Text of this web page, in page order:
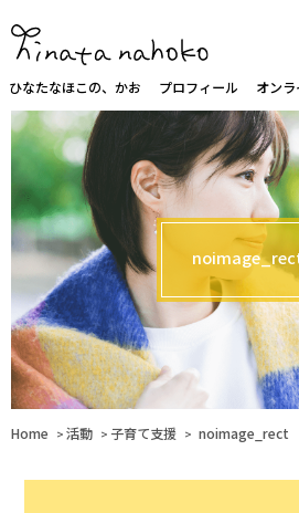
ひなたなほこの、かお プロフィール オンラ
Home > 活動 > 子育て支援 > noimage_rect